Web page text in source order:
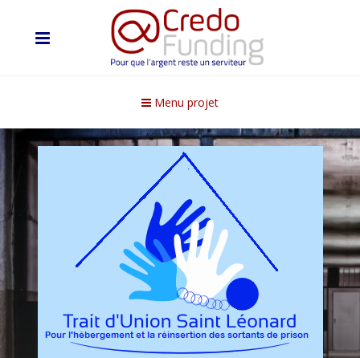
Menu projet